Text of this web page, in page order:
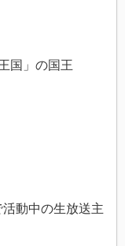
国」の国王
活動中の生放送主